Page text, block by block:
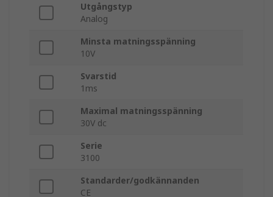
Utgångstyp
Analog
Minsta matningsspänning
10V
Svarstid
1ms
Maximal matningsspänning
30V dc
Serie
3100
Standarder/godkännanden
CE